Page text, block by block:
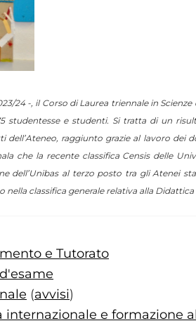
24 -, il Corso di Laurea triennale in Scienze
studentesse e studenti. Si tratta di un
dell’Ateneo, raggiunto grazie al lavoro dei
che la recente classifica Censis delle
dell’Unibas al terzo posto tra gli Atenei
nella classifica generalerelativa alla
e Tutorato
(avvisi)
internazionale e formazione